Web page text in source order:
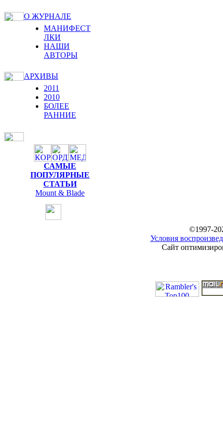
О ЖУРНАЛЕ
МАНИФЕСТ
ЛКИ
НАШИ
АВТОРЫ
АРХИВЫ
2011
2010
БОЛЕЕ
РАННИЕ
САМЫЕ
ПОПУЛЯРНЫЕ
СТАТЬИ
Mount & Blade
©1997-
Условия
Сайт